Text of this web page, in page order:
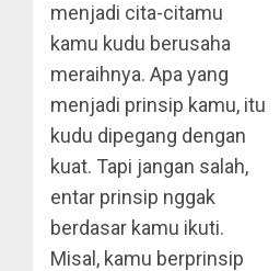
menjadi cita-citamu
kamu kudu berusaha
meraihnya. Apa yang
menjadi prinsip kamu, itu
kudu dipegang dengan
kuat. Tapi jangan salah,
entar prinsip nggak
berdasar kamu ikuti.
Misal, kamu berprinsip